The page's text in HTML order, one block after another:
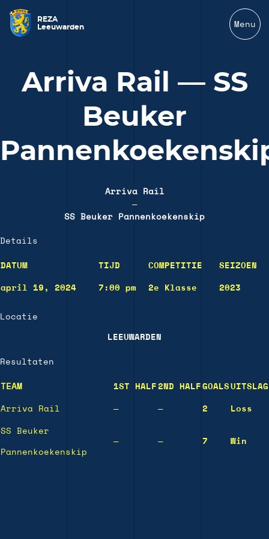
REZA
Leeuwarden
Menu
Arriva Rail — SS
Beuker
Arriva Rail
—
SS Beuker Pannenkoekenskip
Details
DATUM TIJD COMPETITIE SEIZOEN
april 19, 2024 7:00 pm 2e Klasse 2023
Locatie
LEEUWARDEN
Resultaten
TEAM 1ST HALF 2ND HALF GOALS UITSLAG
Arriva Rail — — 2 Loss
SS Beuker
Pannenkoekenskip
— — 7 Win